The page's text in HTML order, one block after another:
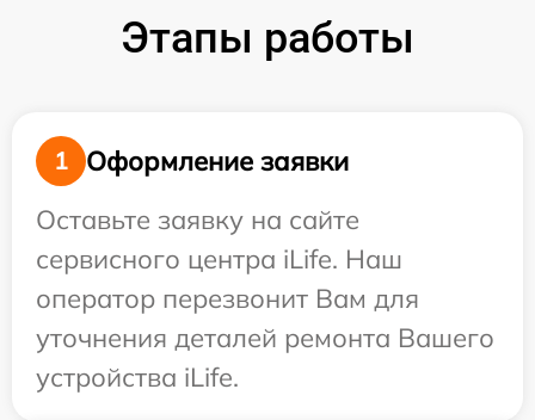
Этапы работы
1
Оформление заявки
Оставьте заявку на сайте
сервисного центра iLife. Наш
оператор перезвонит Вам для
уточнения деталей ремонта Вашего
устройства iLife.